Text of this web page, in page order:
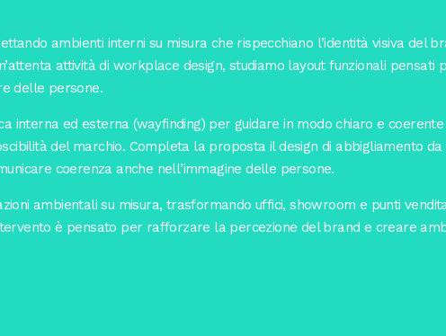
ambienti interni su misura che rispecchiano l’identità visiva del
attività di workplace design, studiamo layout funzionali pensati
delle persone.
interna ed esterna (wayfinding) per guidare in modo chiaro e
del marchio. Completa la proposta il design di abbigliamento
coerenza anche nell’immagine delle persone.
ambientali su misura, trasformando uffici, showroom e punti
è pensato per rafforzare la percezione del brand e creare